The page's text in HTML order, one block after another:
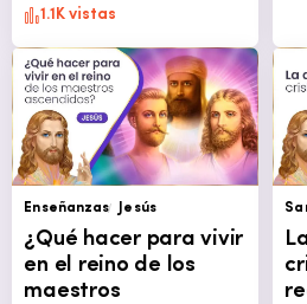
1.1K vistas
Enseñanzas Jesús
¿Qué hacer para vivir
en el reino de los
maestros